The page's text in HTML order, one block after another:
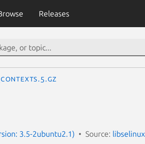
Releases
3.5-2ubuntu2.1) Source: libselinux